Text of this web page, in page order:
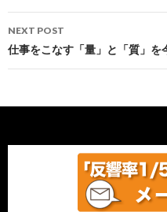
NEXT POST
仕事をこなす「量」と「質」